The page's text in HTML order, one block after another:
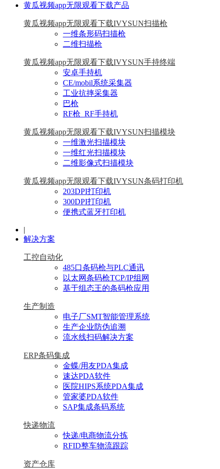
黄瓜视频app无限观看下载产品
黄瓜视频app无限观看下载IVYSUN扫描枪
一维条形码扫描枪
二维扫描枪
黄瓜视频app无限观看下载IVYSUN手持终端
安卓手持机
CE/mobil系统采集器
工业抗摔采集器
巴枪
RF枪_RF手持机
黄瓜视频app无限观看下载IVYSUN扫描模块
一维激光扫描模块
一维红光扫描模块
二维影像式扫描模块
黄瓜视频app无限观看下载IVYSUN条码打印机
203DPI打印机
300DPI打印机
便携式蓝牙打印机
|
解决方案
工控自动化
485口条码枪与PLC通讯
以太网条码枪TCP/IP组网
基于组态王的条码枪应用
生产制造
电子厂SMT智能管理系统
生产企业防伪追溯
流水线扫码解决方案
ERP条码集成
金蝶/用友PDA集成
速达PDA软件
医院HIPS系统PDA集成
管家婆PDA软件
SAP集成条码系统
快递物流
快递/电商物流分拣
RFID整车物流跟踪
资产仓库